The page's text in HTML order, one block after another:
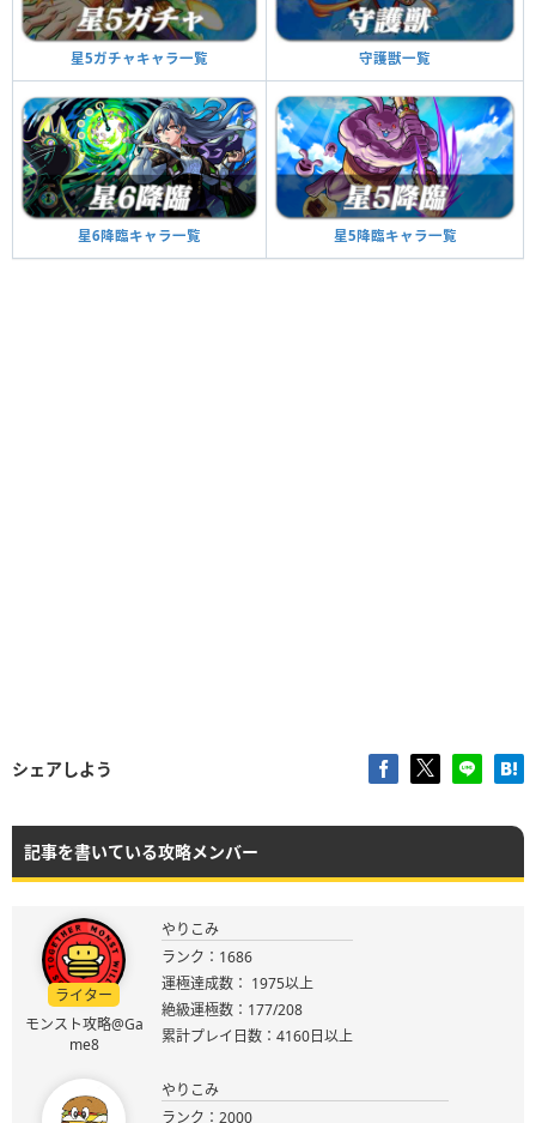
星5ガチャキャラ一覧 守護獣一覧
星6降臨キャラ一覧 星5降臨キャラ一覧
シェアしよう
記事を書いている攻略メンバー
ライター
モンスト攻略@Ga
me8
やりこみ
ランク：1686
運極達成数： 1975以上
絶級運極数：177/208
累計プレイ日数：4160日以上
やりこみ
ランク：2000